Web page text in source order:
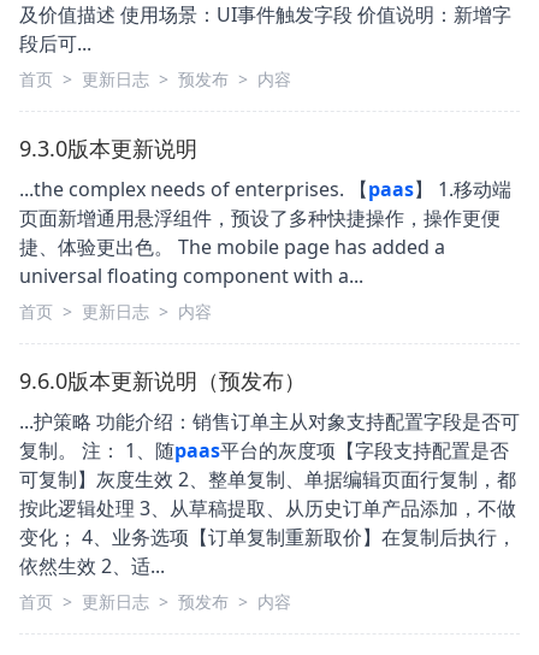
及价值描述 使用场景：UI事件触发字段 价值说明：新增字
段后可...
首页 > 更新日志 > 预发布 > 内容
9.3.0版本更新说明
...the complex needs of enterprises. 【paas】 1.移动端
页面新增通用悬浮组件，预设了多种快捷操作，操作更便
捷、体验更出色。 The mobile page has added a
universal floating component with a...
首页 > 更新日志 > 内容
9.6.0版本更新说明（预发布）
...护策略 功能介绍：销售订单主从对象支持配置字段是否可
复制。 注： 1、随paas平台的灰度项【字段支持配置是否
可复制】灰度生效 2、整单复制、单据编辑页面行复制，都
按此逻辑处理 3、从草稿提取、从历史订单产品添加，不做
变化； 4、业务选项【订单复制重新取价】在复制后执行，
依然生效 2、适...
首页 > 更新日志 > 预发布 > 内容